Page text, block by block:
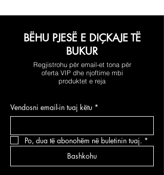
BËHU PJESË E DIÇKAJE TË
BUKUR
Regjistrohu për email-et tona për
oferta VIP dhe njoftime mbi
produktet e reja
Vendosni email-in tuaj këtu *
Po, dua të abonohëm në buletinin tuaj. *
Bashkohu